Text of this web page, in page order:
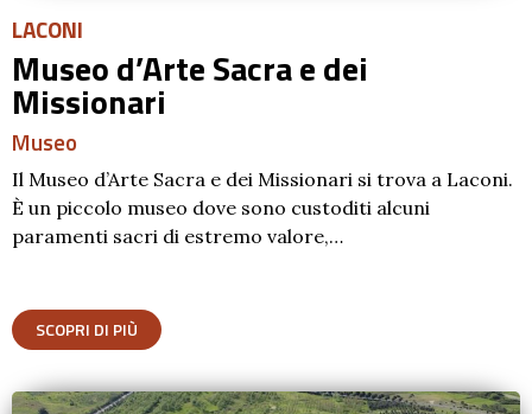
LACONI
Museo d’Arte Sacra e dei
Missionari
Museo
Il Museo d’Arte Sacra e dei Missionari si trova a Laconi.
È un piccolo museo dove sono custoditi alcuni
paramenti sacri di estremo valore,…
SCOPRI DI PIÙ